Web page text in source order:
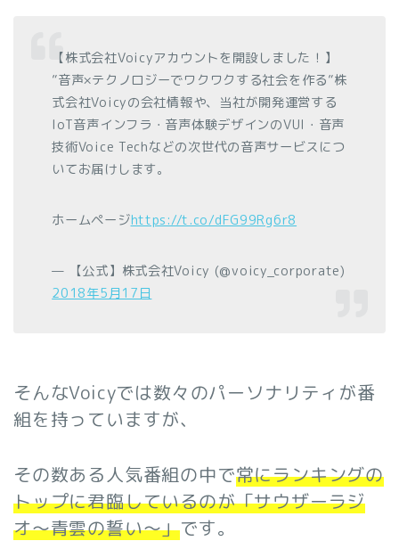
【株式会社Voicyアカウントを開設しました！】
”音声×テクノロジーでワクワクする社会を作る”株
式会社Voicyの会社情報や、当社が開発運営する
IoT音声インフラ・音声体験デザインのVUI・音声
技術Voice Techなどの次世代の音声サービスにつ
いてお届けします。
ホームページhttps://t.co/dFG99Rg6r8
— 【公式】株式会社Voicy (@voicy_corporate)
2018年5月17日
そんなVoicyでは数々のパーソナリティが番
組を持っていますが、
その数ある人気番組の中で常にランキングの
トップに君臨しているのが「サウザーラジ
オ〜青雲の誓い〜」です。